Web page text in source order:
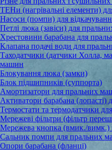
ТЕНи (нагрівальні елементи)
Насоси (помпи) для
Петлі люка (завіси) для
Хрестовини барабана для
Клапана подачі води для
Таходатчики (датчики Холла,
машин
Блокування люка (замки)
Блок підшипників (суппорта)
Амортизатори для пральних
Активатори барабана
Термостати та термодатчики
Мережеві фільтри (фільтр
Мережева кнопка (вмик./
Сальник помпи для пральних
Опори барабана (фланці)